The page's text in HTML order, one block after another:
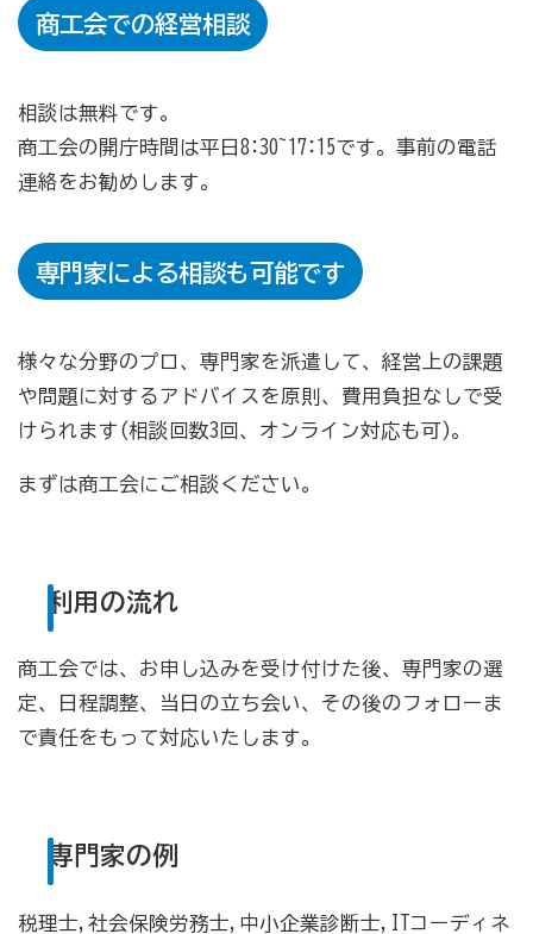
商工会での経営相談
相談は無料です。
商工会の開庁時間は平日8:30~17:15です。事前の電話
連絡をお勧めします。
専門家による相談も可能です
様々な分野のプロ、専門家を派遣して、経営上の課題
や問題に対するアドバイスを原則、費用負担なしで受
けられます(相談回数3回、オンライン対応も可)。
まずは商工会にご相談ください。
利用の流れ
商工会では、お申し込みを受け付けた後、専門家の選
定、日程調整、当日の立ち会い、その後のフォローま
で責任をもって対応いたします。
専門家の例
税理士,社会保険労務士,中小企業診断士,ITコーディネ
経営者の退職金制度（小規模企業共済）
止共済）
海外PL保険(国内補償は、ビジネス総合保険へ）
全国商工会連合会会員福祉共済「がん」重点補償
（商工会の業務災害保険）
海外での知財係争による経営リスクから皆様をお守りし
ます（海外知財訴訟費用保険制度）
事業活動のリスクを全て備えた保険（ビジネス総合保
経理・記帳代行
[商工会員限定]初期費用も月額料金も0円!「グーペ」な
ら、ホームページが無料で作れます。
商工会が扱う検定
全国商工会珠算検定試験